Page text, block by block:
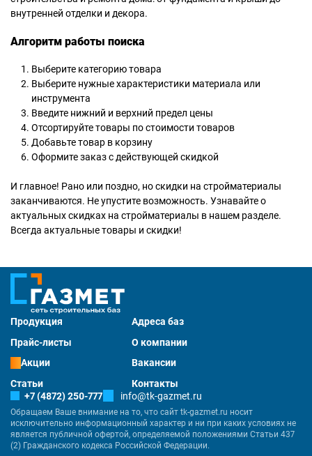
внутренней отделки и декора.
Алгоритм работы поиска
Выберите категорию товара
Выберите нужные характеристики материала или
инструмента
Введите нижний и верхний предел цены
Отсортируйте товары по стоимости товаров
Добавьте товар в корзину
Оформите заказ с действующей скидкой
И главное! Рано или поздно, но скидки на стройматериалы
заканчиваются. Не упустите возможность. Узнавайте о
актуальных скидках на стройматериалы в нашем разделе.
Всегда актуальные товары и скидки!
Продукция
Адреса баз
Прайс-листы
О компании
Акции
Вакансии
Статьи
Контакты
+7 (4872) 250-777
info@tk-gazmet.ru
Обращаем Ваше внимание на то, что сайт tk-gazmet.ru носит
исключительно информационный характер и ни при каких условиях не
является публичной офертой, определяемой положениями Статьи 437
(2) Гражданского кодекса Российской Федерации.